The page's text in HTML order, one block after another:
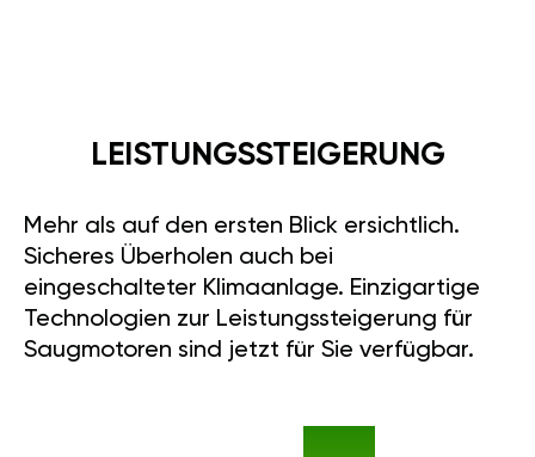
LEISTUNGSSTEIGERUNG
Mehr als auf den ersten Blick ersichtlich.
Sicheres Überholen auch bei
eingeschalteter Klimaanlage. Einzigartige
Technologien zur Leistungssteigerung für
Saugmotoren sind jetzt für Sie verfügbar.